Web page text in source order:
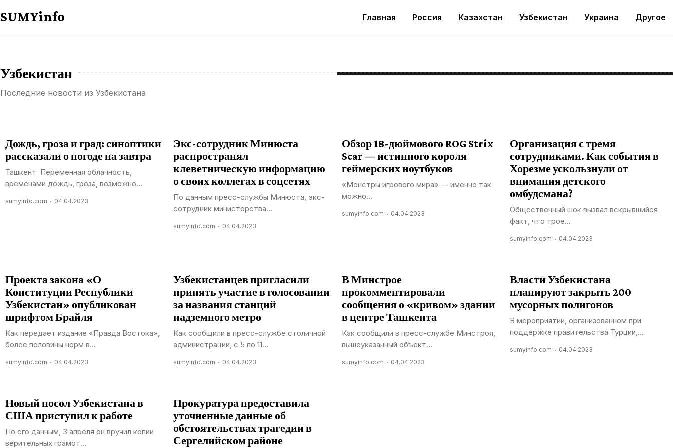
к
SUMYinfo Главная Россия Казахстан Узбекистан Украина Другое
Узбекистан
Последние новости из Узбекистана
Дождь, гроза и град: синоптики
рассказали о погоде на завтра
Ташкент Переменная облачность,
временами дождь, гроза, возможно...
sumyinfo.com 04.04.2023
Экс-сотрудник Минюста
распространял
клеветническую информацию
о своих коллегах в соцсетях
По данным пресс-службы Минюста, экс-
сотрудник министерства...
sumyinfo.com 04.04.2023
Обзор 18-дюймового ROG Strix
Scar — истинного короля
геймерских ноутбуков
«Монстры игрового мира» — именно так
можно...
sumyinfo.com 04.04.2023
Организация с тремя
сотрудниками. Как события в
Хорезме ускользнули от
внимания детского
омбудсмана?
Общественный шок вызвал вскрывшийся
факт, что трое...
sumyinfo.com 04.04.2023
Проекта закона «О
Конституции Республики
Узбекистан» опубликован
шрифтом Брайля
Как передает издание «Правда Востока»,
более половины норм в...
sumyinfo.com 04.04.2023
Узбекистанцев пригласили
принять участие в голосовании
за названия станций
надземного метро
Как сообщили в пресс-службе столичной
администрации, с 5 по 11...
sumyinfo.com 04.04.2023
В Минстрое
прокомментировали
сообщения о «кривом» здании
в центре Ташкента
Как сообщили в пресс-службе Минстроя,
вышеуказанный объект...
sumyinfo.com 04.04.2023
Власти Узбекистана
планируют закрыть 200
мусорных полигонов
В мероприятии, организованном при
поддержке правительства Турции,...
sumyinfo.com 04.04.2023
Новый посол Узбекистана в
США приступил к работе
По его данным, 3 апреля он вручил копии
верительных грамот...
Прокуратура предоставила
уточненные данные об
обстоятельствах трагедии в
Сергелийском районе